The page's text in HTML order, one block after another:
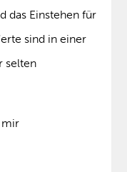
das Einstehen für
sind in einer
selten
mir